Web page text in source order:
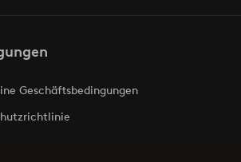
Geschäftsbedingungen